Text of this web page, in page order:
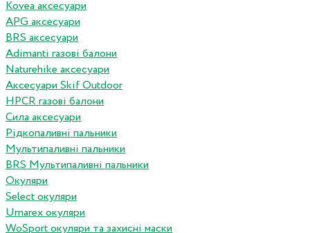
Kovea аксесуари
APG аксесуари
BRS аксесуари
Adimanti газові балони
Naturehike аксесуари
Аксесуари Skif Outdoor
HPCR газові балони
Сила аксесуари
Рідкопаливні пальники
Мультипаливні пальники
BRS Мультипаливні пальники
Окуляри
Select окуляри
Umarex окуляри
WoSport окуляри та захисні маски